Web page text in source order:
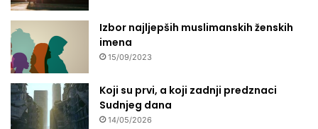
r
i
m
a
Izbor najljepših muslimanskih ženskih
imena
15/09/2023
Koji su prvi, a koji zadnji predznaci
Sudnjeg dana
14/05/2026